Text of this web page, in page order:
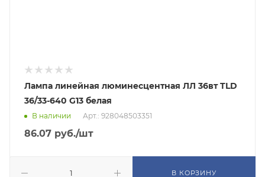
Лампа линейная люминесцентная ЛЛ 36вт TLD
36/33-640 G13 белая
В наличии Арт.: 928048503351
86.07 руб./шт
В КОРЗИНУ